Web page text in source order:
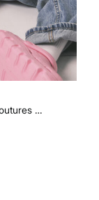
Soutien-gorge de sport sans coutures vert